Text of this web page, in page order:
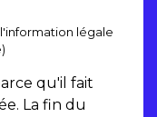
légale
qu'il fait
La fin du